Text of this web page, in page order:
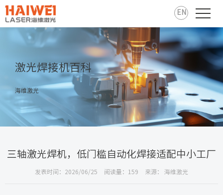
EN
激光焊接机百科
海维激光
三轴激光焊机，低门槛自动化焊接适配中小工厂
发表时间：2026/06/25 阅读量：159 来源： 海维激光